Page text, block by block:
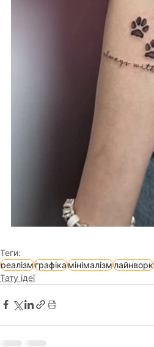
Теги:
реалізмграфікамінімалізмлайнворк
Тату ідеї